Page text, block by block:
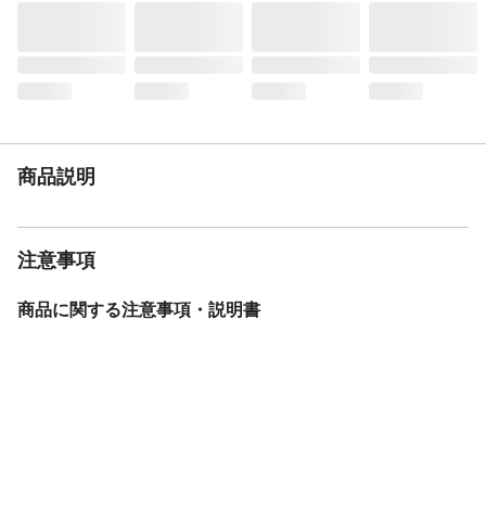
商品説明
注意事項
商品に関する注意事項・説明書